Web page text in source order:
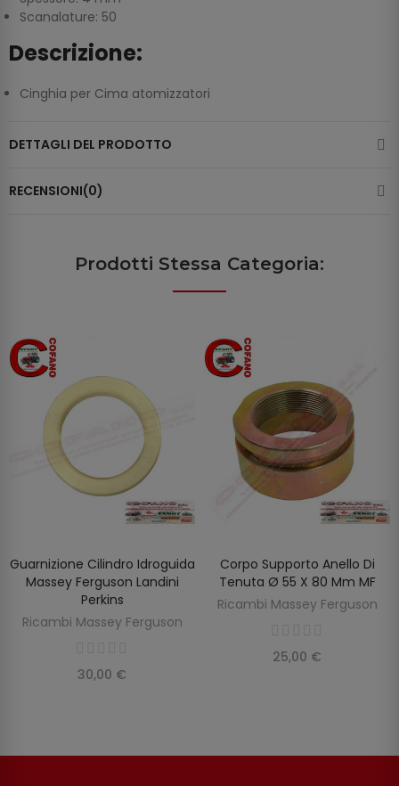
Scanalature: 50
Descrizione:
Cinghia per Cima atomizzatori
DETTAGLI DEL PRODOTTO
RECENSIONI(0)
Prodotti Stessa Categoria:
AGGIUNGI AL CARRELLO
Guarnizione Cilindro Idroguida
Massey Ferguson Landini
Perkins
Ricambi Massey Ferguson
30,00 €
AGGIUNGI AL CARRELLO
Corpo Supporto Anello Di
Tenuta Ø 55 X 80 Mm MF
Ricambi Massey Ferguson
25,00 €